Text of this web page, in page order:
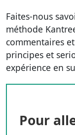
Faites-nous
méthode
commentaires
principes et
expérience en
Pour